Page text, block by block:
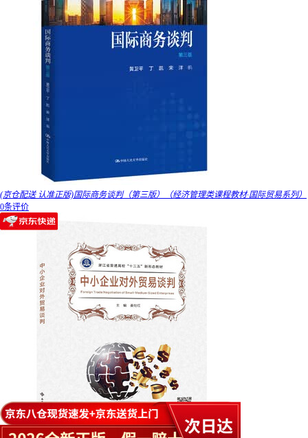
(京仓配送 认准正版)国际商务谈判（第三版）（经济管理类课程教材·国际贸易系列）
0条评价